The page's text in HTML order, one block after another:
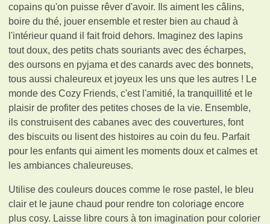
copains qu'on puisse rêver d'avoir. Ils aiment les câlins,
boire du thé, jouer ensemble et rester bien au chaud à
l'intérieur quand il fait froid dehors. Imaginez des lapins
tout doux, des petits chats souriants avec des écharpes,
des oursons en pyjama et des canards avec des bonnets,
tous aussi chaleureux et joyeux les uns que les autres ! Le
monde des Cozy Friends, c'est l'amitié, la tranquillité et le
plaisir de profiter des petites choses de la vie. Ensemble,
ils construisent des cabanes avec des couvertures, font
des biscuits ou lisent des histoires au coin du feu. Parfait
pour les enfants qui aiment les moments doux et calmes et
les ambiances chaleureuses.
Utilise des couleurs douces comme le rose pastel, le bleu
clair et le jaune chaud pour rendre ton coloriage encore
plus cosy. Laisse libre cours à ton imagination pour colorier